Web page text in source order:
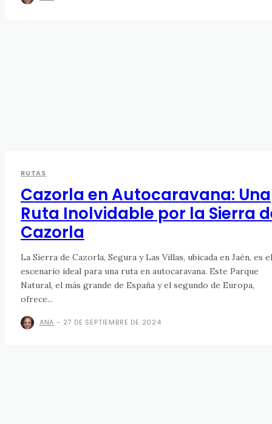
RUTAS
Cazorla en Autocaravana: Una
Ruta Inolvidable por la Sierra
Cazorla
La Sierra de Cazorla, Segura y Las Villas, ubicada en Jaén, es el
escenario ideal para una ruta en autocaravana. Este Parque
Natural, el más grande de España y el segundo de Europa,
ofrece...
ANA - 27 DE SEPTIEMBRE DE 2024